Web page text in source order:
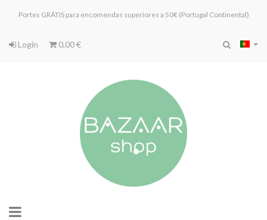
Portes GRÁTIS para encomendas superiores a 50€ (Portugal Continental)
Login 0,00 €
Toggle